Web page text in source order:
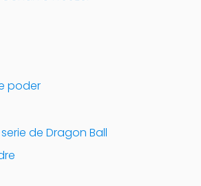
poder
de Dragon Ball